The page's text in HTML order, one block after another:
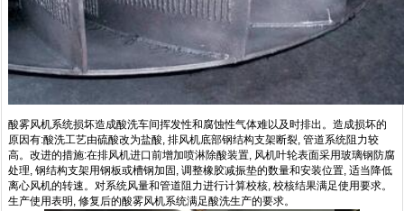
酸雾风机系统损坏造成酸洗车间挥发性和腐蚀性气体难以及时排出。造成损坏的
原因有:酸洗工艺由硫酸改为盐酸, 排风机底部钢结构支架断裂, 管道系统阻力较
高。改进的措施:在排风机进口前增加喷淋除酸装置, 风机叶轮表面采用玻璃钢防腐
处理, 钢结构支架用钢板或槽钢加固, 调整橡胶减振垫的数量和安装位置, 适当降低
离心风机的转速。对系统风量和管道阻力进行计算校核, 校核结果满足使用要求。
生产使用表明, 修复后的酸雾风机系统满足酸洗生产的要求。